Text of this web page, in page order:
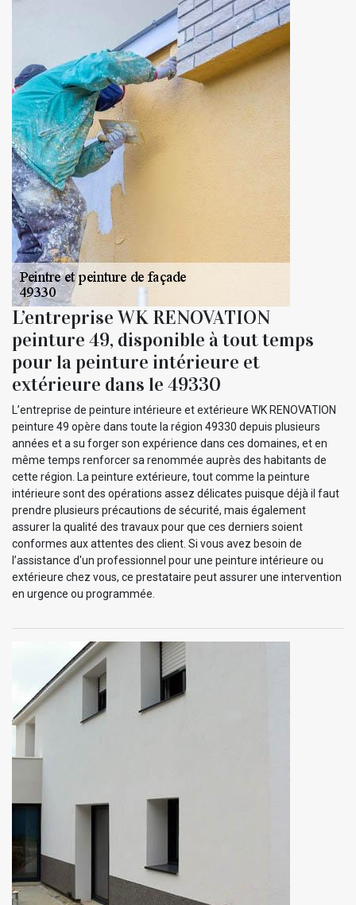
L’entreprise WK RENOVATION
peinture 49, disponible à tout temps
pour la peinture intérieure et
extérieure dans le 49330
L’entreprise de peinture intérieure et extérieure WK RENOVATION
peinture 49 opère dans toute la région 49330 depuis plusieurs
années et a su forger son expérience dans ces domaines, et en
même temps renforcer sa renommée auprès des habitants de
cette région. La peinture extérieure, tout comme la peinture
intérieure sont des opérations assez délicates puisque déjà il faut
prendre plusieurs précautions de sécurité, mais également
assurer la qualité des travaux pour que ces derniers soient
conformes aux attentes des client. Si vous avez besoin de
l’assistance d'un professionnel pour une peinture intérieure ou
extérieure chez vous, ce prestataire peut assurer une intervention
en urgence ou programmée.